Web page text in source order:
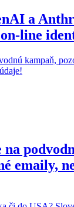
a
line
emaily,